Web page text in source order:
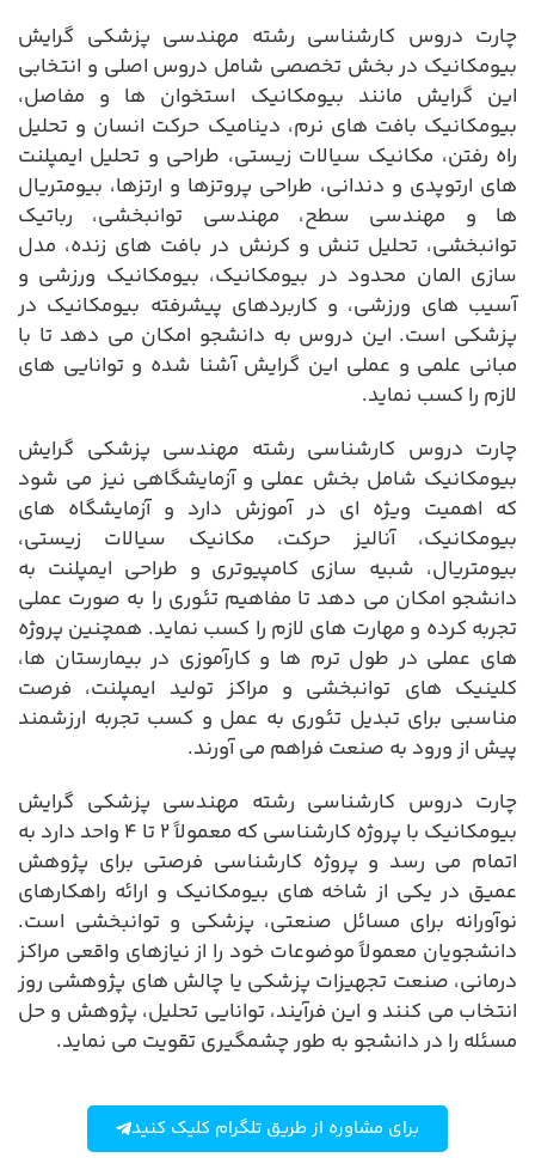
چارت دروس کارشناسی رشته مهندسی پزشکی گرایش
بیومکانیک در بخش تخصصی شامل دروس اصلی و انتخابی
این گرایش مانند بیومکانیک استخوان ها و مفاصل،
بیومکانیک بافت های نرم، دینامیک حرکت انسان و تحلیل
راه رفتن، مکانیک سیالات زیستی، طراحی و تحلیل ایمپلنت
های ارتوپدی و دندانی، طراحی پروتزها و ارتزها، بیومتریال
ها و مهندسی سطح، مهندسی توانبخشی، رباتیک
توانبخشی، تحلیل تنش و کرنش در بافت های زنده، مدل
سازی المان محدود در بیومکانیک، بیومکانیک ورزشی و
آسیب های ورزشی، و کاربردهای پیشرفته بیومکانیک در
پزشکی است. این دروس به دانشجو امکان می دهد تا با
مبانی علمی و عملی این گرایش آشنا شده و توانایی های
لازم را کسب نماید.
چارت دروس کارشناسی رشته مهندسی پزشکی گرایش
بیومکانیک شامل بخش عملی و آزمایشگاهی نیز می شود
که اهمیت ویژه ای در آموزش دارد و آزمایشگاه های
بیومکانیک، آنالیز حرکت، مکانیک سیالات زیستی،
بیومتریال، شبیه سازی کامپیوتری و طراحی ایمپلنت به
دانشجو امکان می دهد تا مفاهیم تئوری را به صورت عملی
تجربه کرده و مهارت های لازم را کسب نماید. همچنین پروژه
های عملی در طول ترم ها و کارآموزی در بیمارستان ها،
کلینیک های توانبخشی و مراکز تولید ایمپلنت، فرصت
مناسبی برای تبدیل تئوری به عمل و کسب تجربه ارزشمند
پیش از ورود به صنعت فراهم می آورند.
چارت دروس کارشناسی رشته مهندسی پزشکی گرایش
بیومکانیک با پروژه کارشناسی که معمولاً ۲ تا ۴ واحد دارد به
اتمام می رسد و پروژه کارشناسی فرصتی برای پژوهش
عمیق در یکی از شاخه های بیومکانیک و ارائه راهکارهای
نوآورانه برای مسائل صنعتی، پزشکی و توانبخشی است.
دانشجویان معمولاً موضوعات خود را از نیازهای واقعی مراکز
درمانی، صنعت تجهیزات پزشکی یا چالش های پژوهشی روز
انتخاب می کنند و این فرآیند، توانایی تحلیل، پژوهش و حل
مسئله را در دانشجو به طور چشمگیری تقویت می نماید.
برای مشاوره از طریق تلگرام کلیک کنید